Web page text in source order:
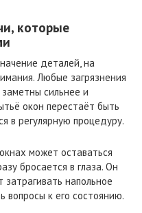
которые
деталей, на
Любые загрязнения
сильнее и
окон перестаёт быть
в регулярную процедуру.
может оставаться
бросается в глаза. Он
затрагивать напольное
вопросы к его состоянию.